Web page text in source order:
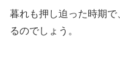
暮れも押し迫った時期
るのでしょう。